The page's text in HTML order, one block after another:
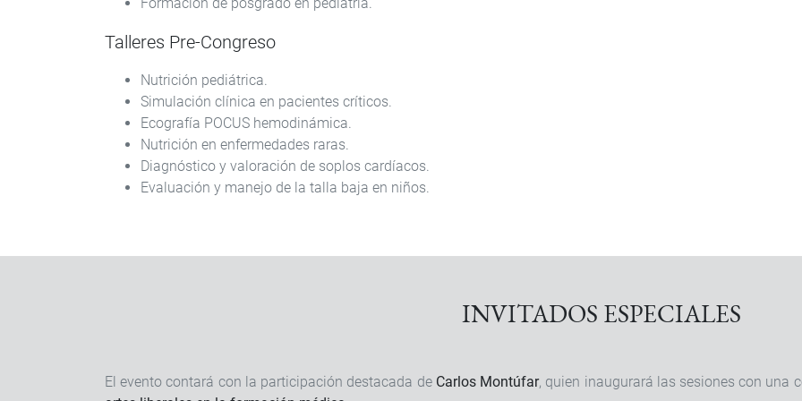
Talleres Pre-Congreso
Nutrición pediátrica.
Simulación clínica en pacientes críticos.
Ecografía POCUS hemodinámica.
Nutrición en enfermedades raras.
Diagnóstico y valoración de soplos cardíacos.
Evaluación y manejo de la talla baja en niños.
INVITADOS ESPECIALES
El evento contará con la participación destacada deCarlos Montúfar, quien inaugurará las sesiones con una